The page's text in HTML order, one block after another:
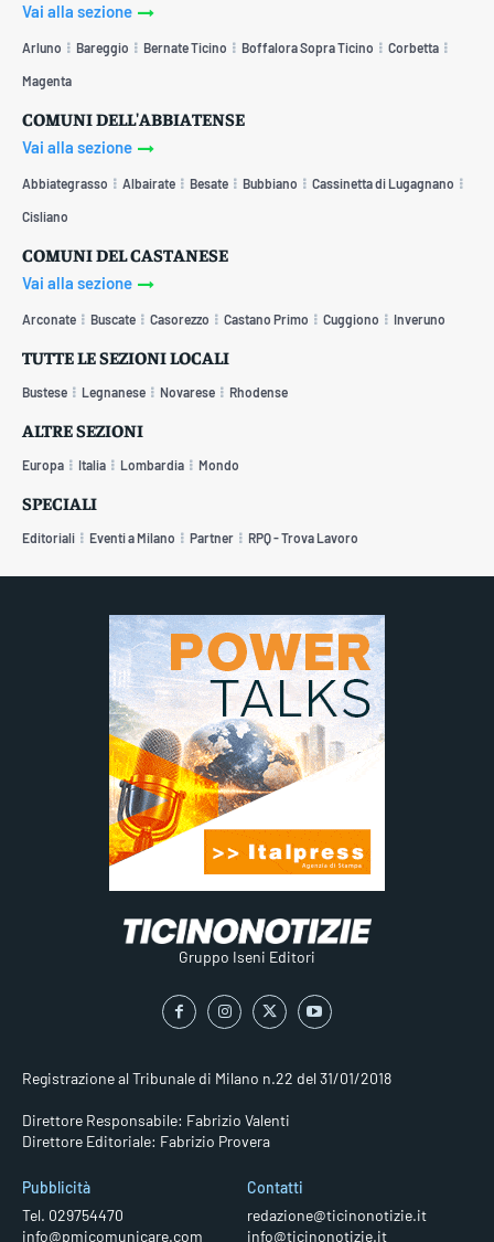
Vai alla sezione
Arluno Bareggio Bernate Ticino Boffalora Sopra Ticino Corbetta
Magenta
COMUNI DELL'ABBIATENSE
Vai alla sezione
Abbiategrasso Albairate Besate Bubbiano Cassinetta di Lugagnano
Cisliano
COMUNI DEL CASTANESE
Vai alla sezione
Arconate Buscate Casorezzo Castano Primo Cuggiono Inveruno
TUTTE LE SEZIONI LOCALI
Bustese Legnanese Novarese Rhodense
ALTRE SEZIONI
Europa Italia Lombardia Mondo
SPECIALI
Editoriali Eventi a Milano Partner RPQ - Trova Lavoro
Gruppo Iseni Editori
Registrazione al Tribunale di Milano n.22 del 31/01/2018
Direttore Responsabile: Fabrizio Valenti
Direttore Editoriale: Fabrizio Provera
Pubblicità
Tel. 029754470
info@pmicomunicare.com
Contatti
redazione@ticinonotizie.it
info@ticinonotizie.it